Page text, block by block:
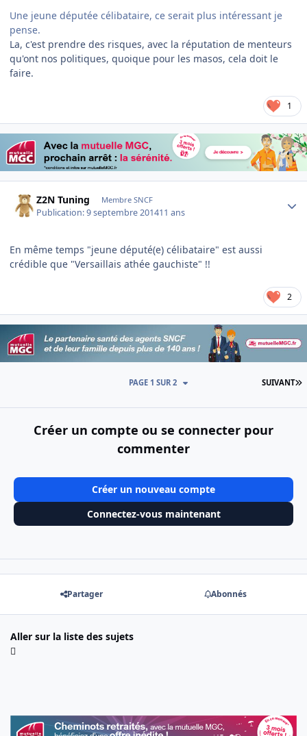
Une jeune députée célibataire, ce serait plus intéressant je
pense.
La, c'est prendre des risques, avec la réputation de menteurs
qu'ont nos politiques, quoique pour les masos, cela doit le
faire.
1
Z2N Tuning Membre SNCF
Publication:9 septembre 201411 ans
En même temps "jeune député(e) célibataire" est aussi
crédible que "Versaillais athée gauchiste" !!
2
SUIVANT
PAGE 1 SUR 2
Créer un compte ou se connecter pour
commenter
Créer un nouveau compte
Connectez-vous maintenant
Partager Abonnés
Aller sur la liste des sujets